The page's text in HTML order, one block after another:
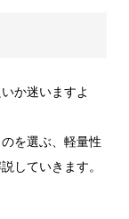
か迷いますよ
を選ぶ、軽量性
していきます。